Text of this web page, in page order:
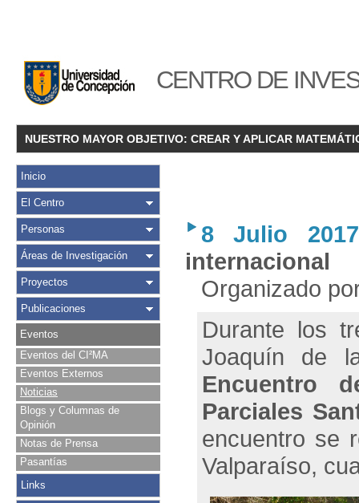
CENTRO DE
NUESTRO MAYOR OBJETIVO: CREAR Y APLICAR
Inicio
El Centro
Personas
Áreas de Investigación
Proyectos
Publicaciones
Eventos
Eventos del CI²MA
Eventos Externos
Noticias
Blogs y Columnas de
Opinión
Notas de Prensa
Pasantías
Links
8 Julio 2017
internacional
Organizado
Durante los
Joaquín de
Encuentro
Parciales
encuentro se
Valparaíso,